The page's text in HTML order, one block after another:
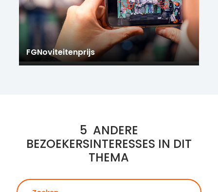
FGNoviteitenprijs
5 ANDERE
BEZOEKERSINTERESSES IN DIT
THEMA